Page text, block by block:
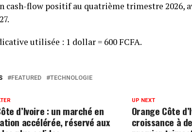
cash-flow positif au quatrième trimestre 2026,
utilisée : 1 dollar = 600 FCFA.
FEATURED TECHNOLOGIE
UP NEXT
Orange Côte
croissance à
d’Ivoire : un marché en
accélérée, réservé aux